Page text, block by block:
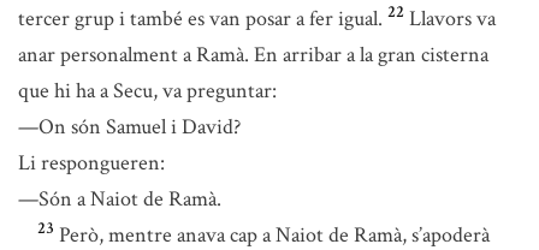
tercer grup i també es van posar a fer igual. 22 Llavors va
anar personalment a Ramà. En arribar a la gran cisterna
que hi ha a Secu, va preguntar:
—On són Samuel i David?
Li respongueren:
—Són a Naiot de Ramà.
23 Però, mentre anava cap a Naiot de Ramà, s’apoderà